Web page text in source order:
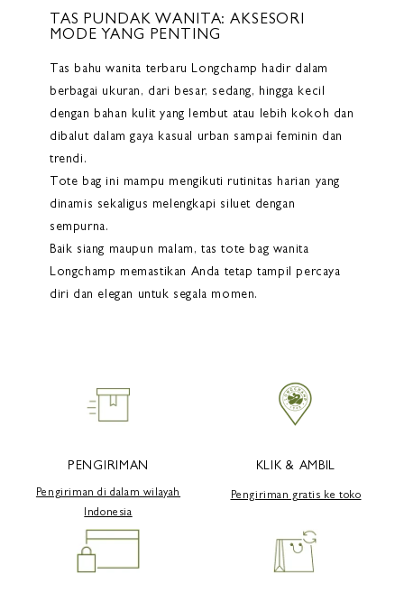
TAS PUNDAK WANITA: AKSESORI
MODE YANG PENTING
Tas bahu wanita terbaru Longchamp hadir dalam
berbagai ukuran, dari besar, sedang, hingga kecil
dengan bahan kulit yang lembut atau lebih kokoh dan
dibalut dalam gaya kasual urban sampai feminin dan
trendi.
Tote bag ini mampu mengikuti rutinitas harian yang
dinamis sekaligus melengkapi siluet dengan
sempurna.
Baik siang maupun malam, tas tote bag wanita
Longchamp memastikan Anda tetap tampil percaya
diri dan elegan untuk segala momen.
PENGIRIMAN
Pengiriman di dalam wilayah
Indonesia
KLIK & AMBIL
Pengiriman gratis ke toko